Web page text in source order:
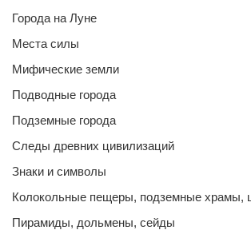
Города на Луне
Места силы
Мифические земли
Подводные города
Подземные города
Следы древних цивилизаций
Знаки и символы
Колокольные пещеры, подземные храмы,
Пирамиды, дольмены, сейды